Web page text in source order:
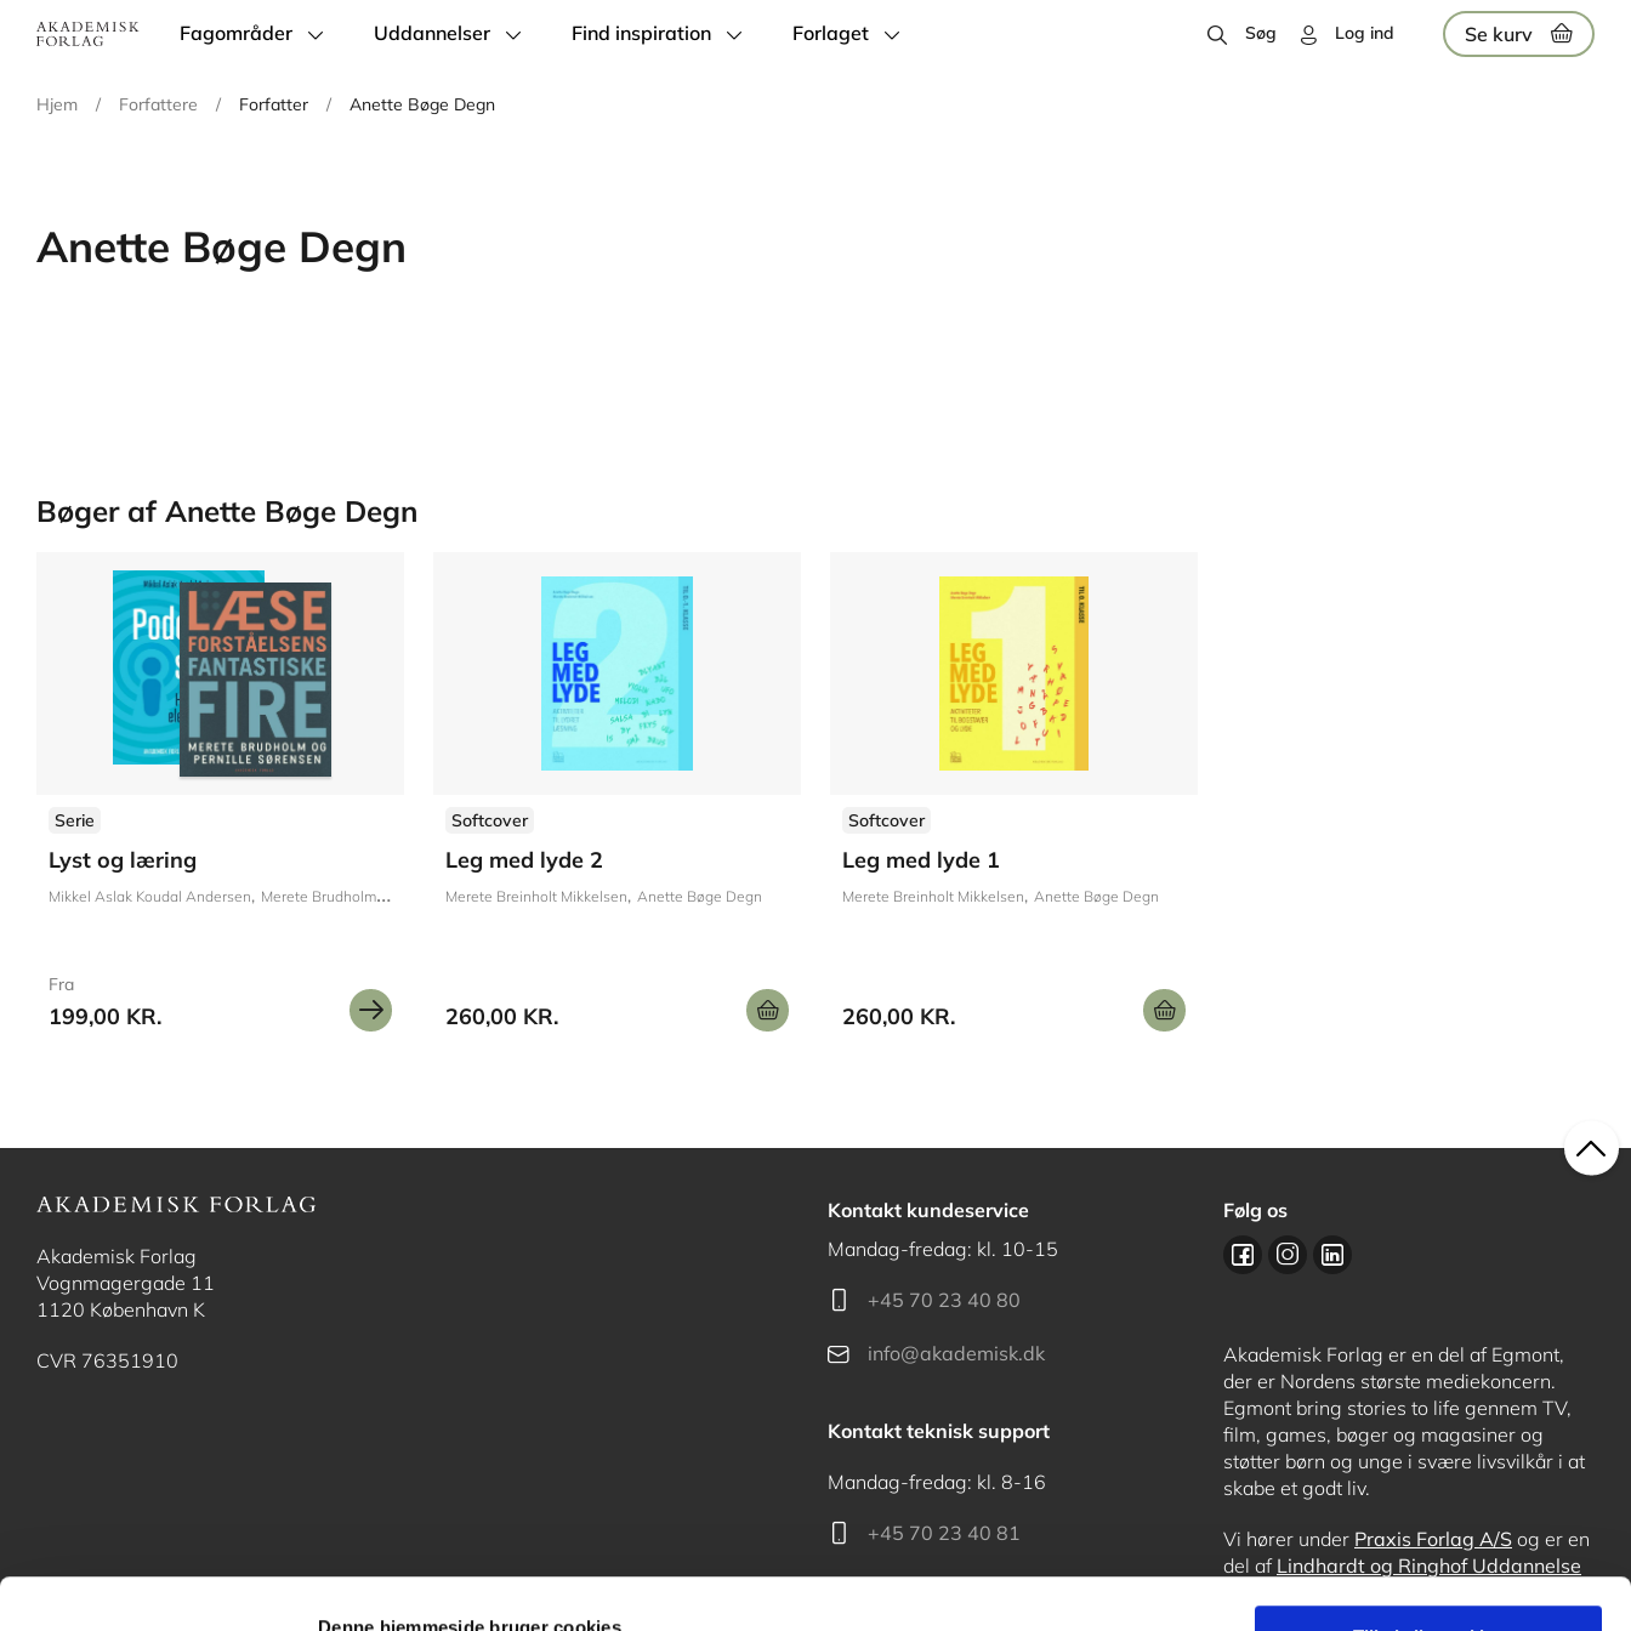
Denne hjemmeside bruger cookies
Main
Fagområder Uddannelser Find inspiration Forlaget Søg Log ind Se kurv
Hjem / Forfattere / Forfatter / Anette Bøge Degn
Anette Bøge Degn
Bøger af Anette Bøge Degn
Serie
Lyst og læring
Mikkel Aslak Koudal Andersen Merete Brudholm Pernille Sørensen Lilian Rohde Anja Lea Olsen Mette-Maria Rydén Birgit Dilling Jandorf Kirsten Friis Larsen Adrian Rau Bull
Fra
199,00 KR.
Softcover
Leg med lyde 2
Merete Breinholt Mikkelsen Anette Bøge Degn
260,00 KR.
Softcover
Leg med lyde 1
Merete Breinholt Mikkelsen Anette Bøge Degn
260,00 KR.
Akademisk Forlag
Vognmagergade 11
1120 København K
CVR 76351910
Kontakt kundeservice
Mandag-fredag: kl. 10-15
+45 70 23 40 80
info@akademisk.dk
Kontakt teknisk support
Mandag-fredag: kl. 8-16
+45 70 23 40 81
Følg os
Akademisk Forlag er en del af Egmont,
der er Nordens største mediekoncern.
Egmont bring stories to life gennem TV,
film, games, bøger og magasiner og
støtter børn og unge i svære livsvilkår i at
skabe et godt liv.
Vi hører under Praxis Forlag A/S og er en
del af Lindhardt og Ringhof Uddannelse